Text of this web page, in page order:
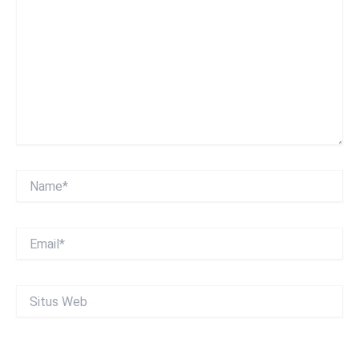
Web